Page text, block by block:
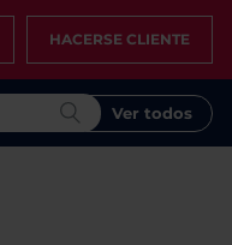
HACERSE CLIENTE
Ver todos